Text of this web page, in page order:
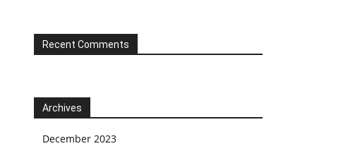
Recent Comments
Archives
December 2023